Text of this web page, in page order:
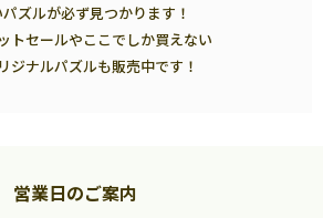
ズルが必ず見つかります！
トセールやここでしか買えない
ジナルパズルも販売中です！
営業日のご案内